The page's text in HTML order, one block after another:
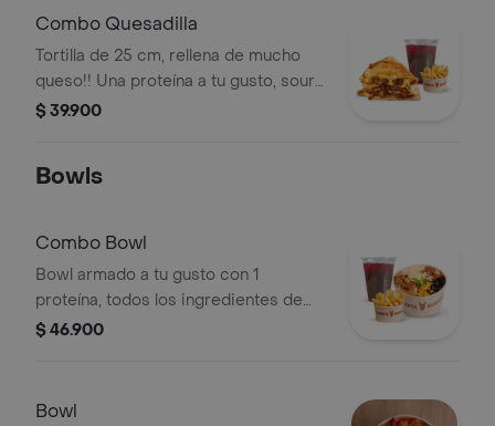
Combo Quesadilla
Tortilla de 25 cm, rellena de mucho
queso!! Una proteína a tu gusto, sour
crem, guacamole y pico de Gallo
$ 39.900
Bowls
Combo Bowl
Bowl armado a tu gusto con 1
proteína, todos los ingredientes de
nuestra barra a tu gusto y nachos
$ 46.900
Bowl